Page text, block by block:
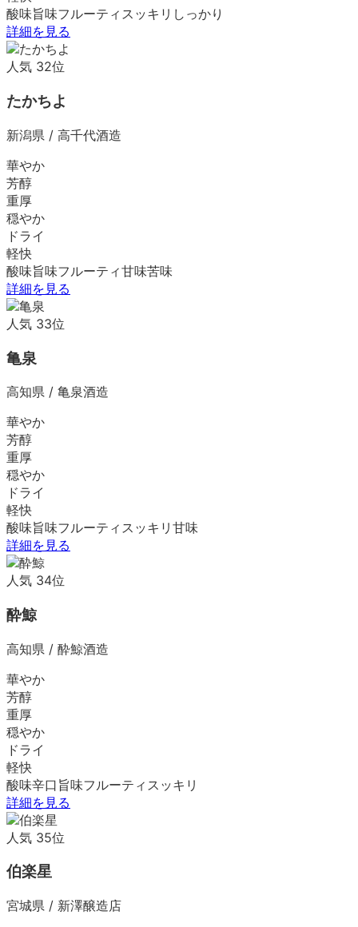
酸味旨味フルーティ スッキリ しっかり
詳細を見る
人気 32位
たかちよ
新潟県 / 高千代酒造
華やか
芳醇
重厚
穏やか
ドライ
軽快
酸味旨味フルーティ甘味苦味
詳細を見る
人気 33位
亀泉
高知県 / 亀泉酒造
華やか
芳醇
重厚
穏やか
ドライ
軽快
酸味旨味フルーティ スッキリ 甘味
詳細を見る
人気 34位
酔鯨
高知県 / 酔鯨酒造
華やか
芳醇
重厚
穏やか
ドライ
軽快
酸味辛口 旨味フルーティ スッキリ
詳細を見る
人気 35位
伯楽星
宮城県 / 新澤醸造店